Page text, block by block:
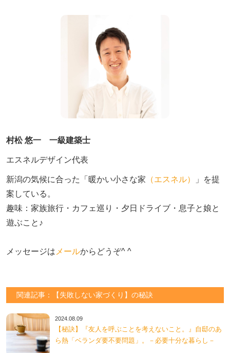
村松 悠一 一級建築士
エスネルデザイン代表
新潟の気候に合った「暖かい小さな家 （エスネル）
」を提
案している。
趣味：家族旅行・カフェ巡り・夕日ドライブ・息子と娘と
遊ぶこと♪
メッセージは メールからどうぞ^ ^
関連記事：【失敗しない家づくり】の秘訣
2024.08.09
【秘訣】『友人を呼ぶことを考えないこと。』自邸のあ
ら熱「ベランダ要不要問題」。－必要十分な暮らし－